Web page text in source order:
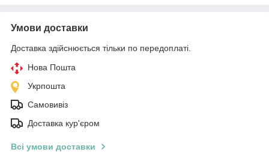
Умови доставки
Доставка здійснюється тільки по передоплаті.
Нова Пошта
Укрпошта
Самовивіз
Доставка кур'єром
Всі умови доставки